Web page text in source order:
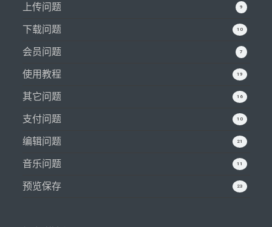
9
上传问题
10
下载问题
7
会员问题
19
使用教程
16
其它问题
10
支付问题
21
编辑问题
11
音乐问题
23
预览保存